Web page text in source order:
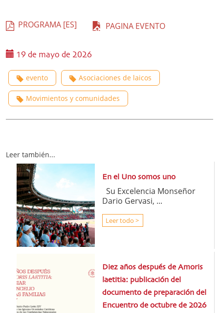
PROGRAMA [ES] PAGINA EVENTO
19 de mayo de 2026
evento Asociaciones de laicos
Movimientos y comunidades
Leer también...
En el Uno somos uno
Su Excelencia Monseñor
Dario Gervasi, ...
Leer todo >
Diez años después de Amoris
laetitia: publicación del
documento de preparación del
Encuentro de octubre de 2026